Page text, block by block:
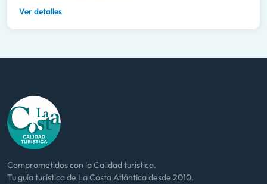
Ver detalles
Comprometidos con la Calidad turística.
Tu guía turística de La Costa Atlántica desde 2010.